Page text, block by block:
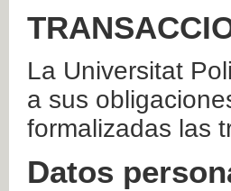
La Universitat
a sus
formalizadas las
Datos